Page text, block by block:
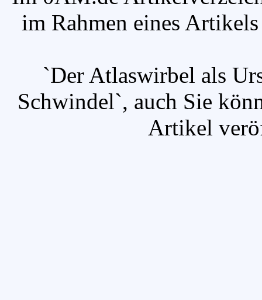
im Rahmen eines
`Der Atlaswirbel als
Schwindel`, auch Sie
Artikel